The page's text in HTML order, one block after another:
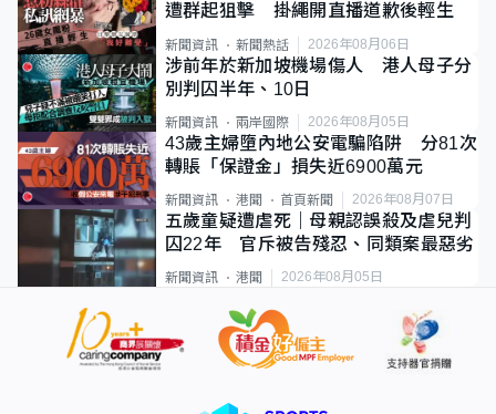
遭群起狙擊 掛繩開直播道歉後輕生
新聞資訊 新聞熱話 2026年08月06日
涉前年於新加坡機場傷人 港人母子分
別判囚半年、10日
新聞資訊 兩岸國際 2026年08月05日
43歲主婦墮內地公安電騙陷阱 分81次
轉賬「保證金」損失近6900萬元
新聞資訊 港聞 首頁新聞 2026年08月07日
五歲童疑遭虐死｜母親認誤殺及虐兒判
囚22年 官斥被告殘忍、同類案最惡劣
新聞資訊 港聞 2026年08月05日